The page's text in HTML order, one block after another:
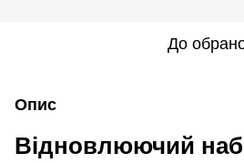
До
Опис
Відновлюючий